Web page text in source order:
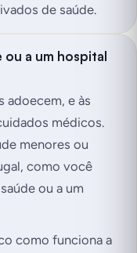
de saúde.
ou a um hospital
adoecem, e às
médicos.
menores ou
como você
ou a um
como funciona a